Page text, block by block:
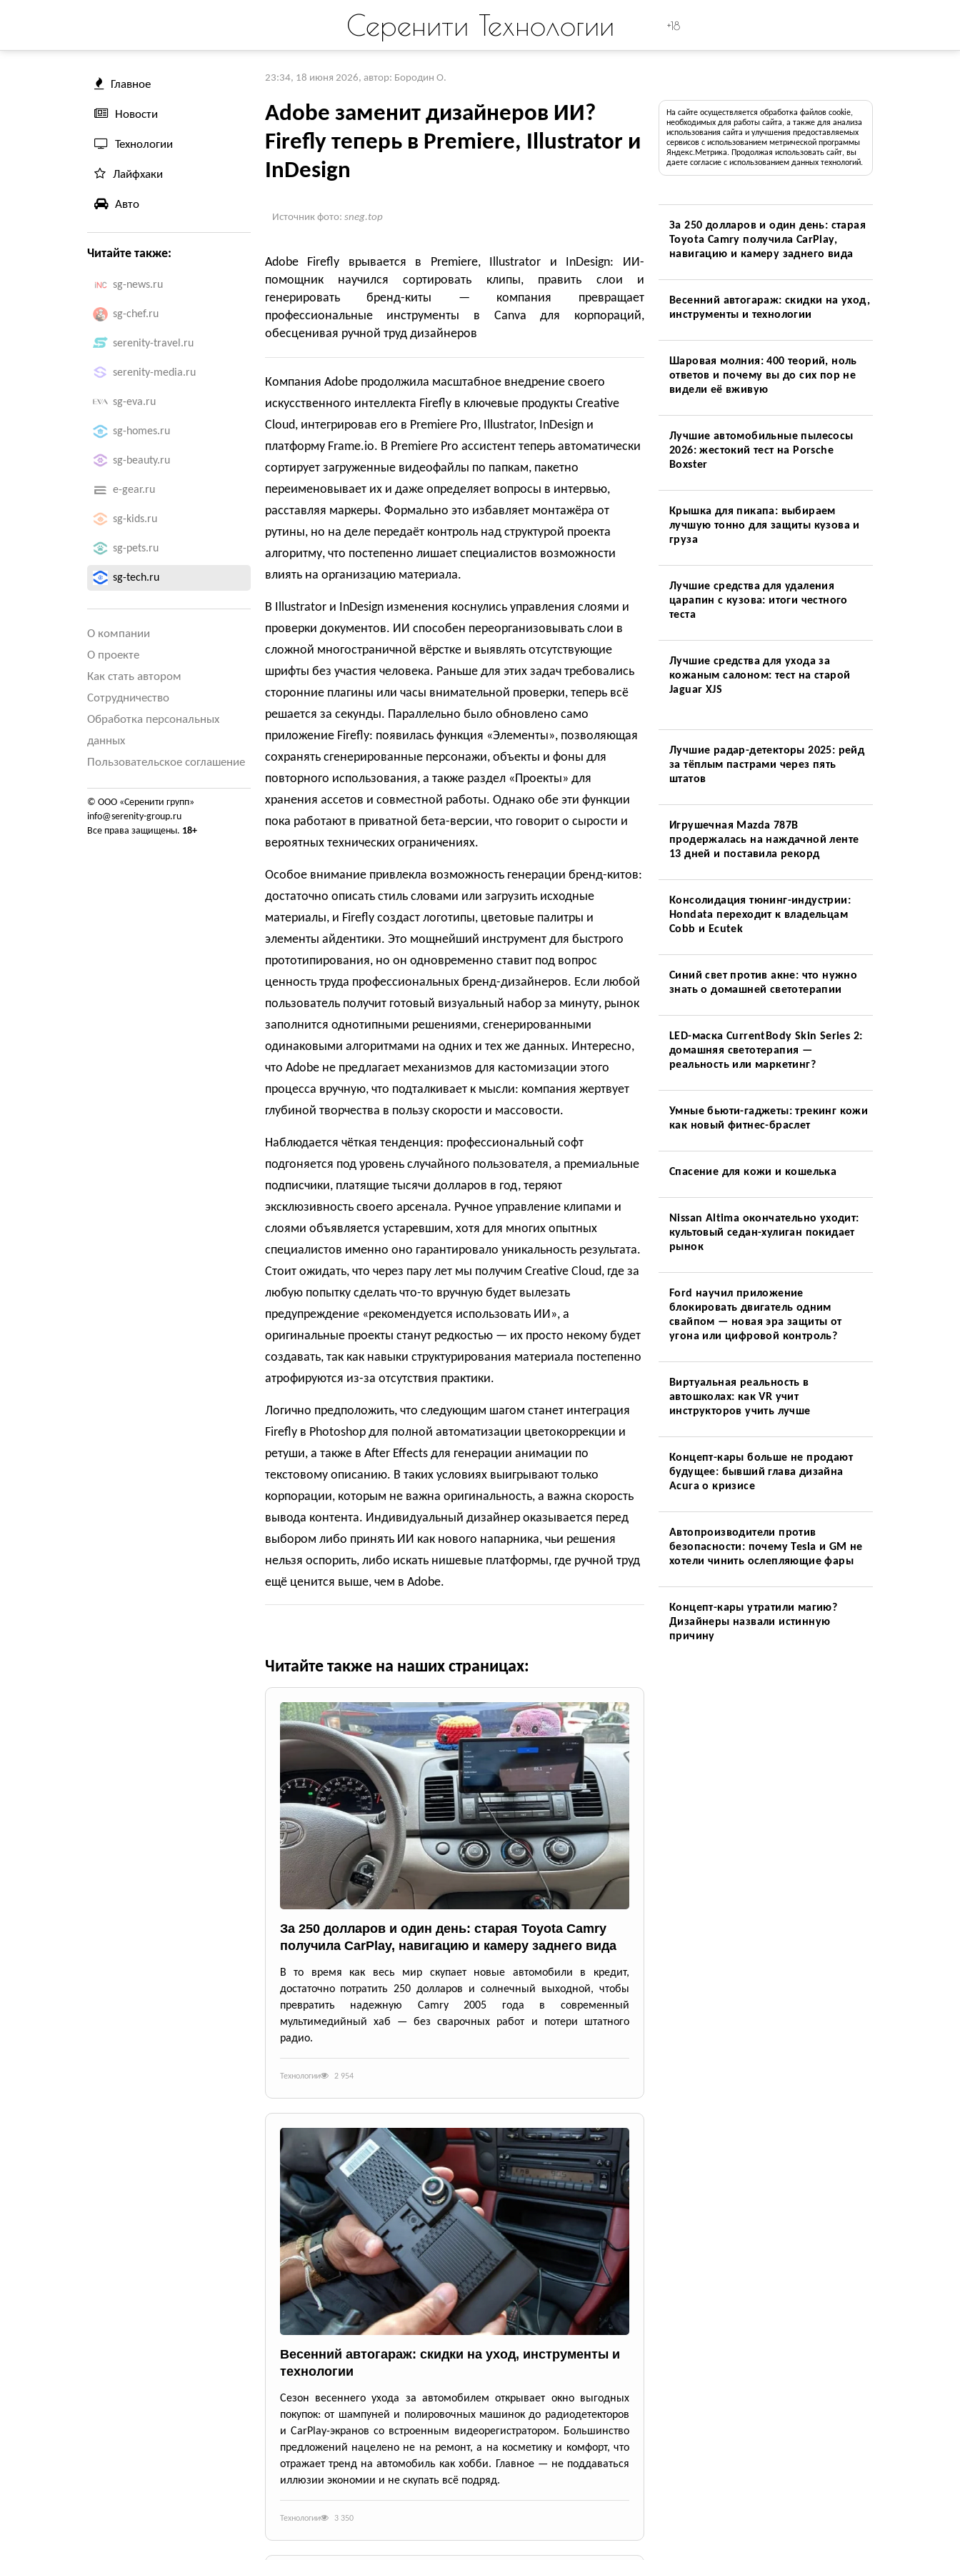
Серенити Технологии +18
Главное
Новости
Технологии
Лайфхаки
Авто
Читайте также:
sg-news.ru
sg-chef.ru
serenity-travel.ru
serenity-media.ru
sg-eva.ru
sg-homes.ru
sg-beauty.ru
e-gear.ru
sg-kids.ru
sg-pets.ru
sg-tech.ru
О компании
О проекте
Как стать автором
Сотрудничество
Обработка персональных
данных
Пользовательское соглашение
© ООО «Серенити групп»
info@serenity-group.ru
Все права защищены. 18+
23:34, 18 июня 2026, автор: Бородин О.
Adobe заменит дизайнеров ИИ?
Firefly теперь в Premiere, Illustrator и
InDesign
Источник фото: sneg.top
Adobe Firefly врывается в Premiere, Illustrator и InDesign: ИИ-
помощник научился сортировать клипы, править слои и
генерировать бренд-киты — компания превращает
профессиональные инструменты в Canva для корпораций,
обесценивая ручной труд дизайнеров
Компания Adobe продолжила масштабное внедрение своего
искусственного интеллекта Firefly в ключевые продукты Creative
Cloud, интегрировав его в Premiere Pro, Illustrator, InDesign и
платформу Frame.io. В Premiere Pro ассистент теперь автоматически
сортирует загруженные видеофайлы по папкам, пакетно
переименовывает их и даже определяет вопросы в интервью,
расставляя маркеры. Формально это избавляет монтажёра от
рутины, но на деле передаёт контроль над структурой проекта
алгоритму, что постепенно лишает специалистов возможности
влиять на организацию материала.
В Illustrator и InDesign изменения коснулись управления слоями и
проверки документов. ИИ способен переорганизовывать слои в
сложной многостраничной вёрстке и выявлять отсутствующие
шрифты без участия человека. Раньше для этих задач требовались
сторонние плагины или часы внимательной проверки, теперь всё
решается за секунды. Параллельно было обновлено само
приложение Firefly: появилась функция «Элементы», позволяющая
сохранять сгенерированные персонажи, объекты и фоны для
повторного использования, а также раздел «Проекты» для
хранения ассетов и совместной работы. Однако обе эти функции
пока работают в приватной бета-версии, что говорит о сырости и
вероятных технических ограничениях.
Особое внимание привлекла возможность генерации бренд-китов:
достаточно описать стиль словами или загрузить исходные
материалы, и Firefly создаст логотипы, цветовые палитры и
элементы айдентики. Это мощнейший инструмент для быстрого
прототипирования, но он одновременно ставит под вопрос
ценность труда профессиональных бренд-дизайнеров. Если любой
пользователь получит готовый визуальный набор за минуту, рынок
заполнится однотипными решениями, сгенерированными
одинаковыми алгоритмами на одних и тех же данных. Интересно,
что Adobe не предлагает механизмов для кастомизации этого
процесса вручную, что подталкивает к мысли: компания жертвует
глубиной творчества в пользу скорости и массовости.
Наблюдается чёткая тенденция: профессиональный софт
подгоняется под уровень случайного пользователя, а премиальные
подписчики, платящие тысячи долларов в год, теряют
эксклюзивность своего арсенала. Ручное управление клипами и
слоями объявляется устаревшим, хотя для многих опытных
специалистов именно оно гарантировало уникальность результата.
Стоит ожидать, что через пару лет мы получим Creative Cloud, где за
любую попытку сделать что-то вручную будет вылезать
предупреждение «рекомендуется использовать ИИ», а
оригинальные проекты станут редкостью — их просто некому будет
создавать, так как навыки структурирования материала постепенно
атрофируются из-за отсутствия практики.
Логично предположить, что следующим шагом станет интеграция
Firefly в Photoshop для полной автоматизации цветокоррекции и
ретуши, а также в After Effects для генерации анимации по
текстовому описанию. В таких условиях выигрывают только
корпорации, которым не важна оригинальность, а важна скорость
вывода контента. Индивидуальный дизайнер оказывается перед
выбором либо принять ИИ как нового напарника, чьи решения
нельзя оспорить, либо искать нишевые платформы, где ручной труд
ещё ценится выше, чем в Adobe.
Читайте также на наших страницах:
За 250 долларов и один день: старая Toyota Camry
получила CarPlay, навигацию и камеру заднего вида
В то время как весь мир скупает новые автомобили в кредит,
достаточно потратить 250 долларов и солнечный выходной, чтобы
превратить надежную Camry 2005 года в современный
мультимедийный хаб — без сварочных работ и потери штатного
радио.
Технологии 2 954
Весенний автогараж: скидки на уход, инструменты и
технологии
Сезон весеннего ухода за автомобилем открывает окно выгодных
покупок: от шампуней и полировочных машинок до радиодетекторов
и CarPlay-экранов со встроенным видеорегистратором. Большинство
предложений нацелено не на ремонт, а на косметику и комфорт, что
отражает тренд на автомобиль как хобби. Главное — не поддаваться
иллюзии экономии и не скупать всё подряд.
Технологии 3 350
На сайте осуществляется обработка файлов cookie,
необходимых для работы сайта, а также для анализа
использования сайта и улучшения предоставляемых
сервисов с использованием метрической программы
Яндекс.Метрика. Продолжая использовать сайт, вы
даете согласие с использованием данных технологий.
За 250 долларов и один день: старая
Toyota Camry получила CarPlay,
навигацию и камеру заднего вида
Весенний автогараж: скидки на уход,
инструменты и технологии
Шаровая молния: 400 теорий, ноль
ответов и почему вы до сих пор не
видели её вживую
Лучшие автомобильные пылесосы
2026: жестокий тест на Porsche
Boxster
Крышка для пикапа: выбираем
лучшую тонно для защиты кузова и
груза
Лучшие средства для удаления
царапин с кузова: итоги честного
теста
Лучшие средства для ухода за
кожаным салоном: тест на старой
Jaguar XJS
Лучшие радар-детекторы 2025: рейд
за тёплым пастрами через пять
штатов
Игрушечная Mazda 787B
продержалась на наждачной ленте
13 дней и поставила рекорд
Консолидация тюнинг-индустрии:
Hondata переходит к владельцам
Cobb и Ecutek
Синий свет против акне: что нужно
знать о домашней светотерапии
LED-маска CurrentBody Skin Series 2:
домашняя светотерапия —
реальность или маркетинг?
Умные бьюти-гаджеты: трекинг кожи
как новый фитнес-браслет
Спасение для кожи и кошелька
Nissan Altima окончательно уходит:
культовый седан-хулиган покидает
рынок
Ford научил приложение
блокировать двигатель одним
свайпом — новая эра защиты от
угона или цифровой контроль?
Виртуальная реальность в
автошколах: как VR учит
инструкторов учить лучше
Концепт-кары больше не продают
будущее: бывший глава дизайна
Acura о кризисе
Автопроизводители против
безопасности: почему Tesla и GM не
хотели чинить ослепляющие фары
Концепт-кары утратили магию?
Дизайнеры назвали истинную
причину